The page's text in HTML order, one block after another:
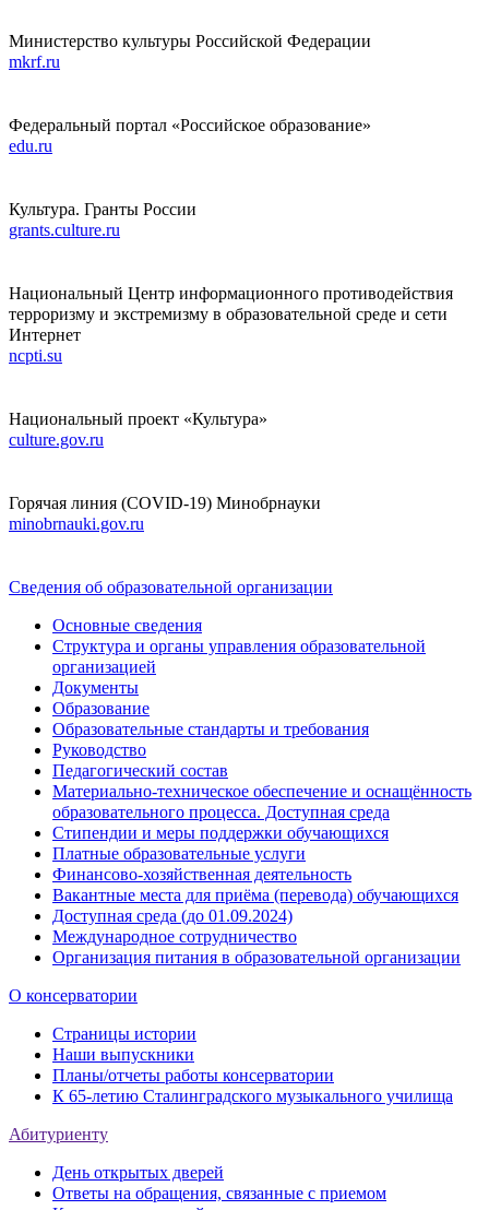
Министерство культуры Российской Федерации
mkrf.ru
Федеральный портал «Российское образование»
edu.ru
Культура. Гранты России
grants.culture.ru
Национальный Центр информационного противодействия
терроризму и экстремизму в образовательной среде и сети
Интернет
ncpti.su
Национальный проект «Культура»
culture.gov.ru
Горячая линия (COVID-19) Минобрнауки
minobrnauki.gov.ru
Сведения об образовательной организации
Основные сведения
Структура и органы управления образовательной
организацией
Документы
Образование
Образовательные стандарты и требования
Руководство
Педагогический состав
Материально-техническое обеспечение и оснащённость
образовательного процесса. Доступная среда
Стипендии и меры поддержки обучающихся
Платные образовательные услуги
Финансово-хозяйственная деятельность
Вакантные места для приёма (перевода) обучающихся
Доступная среда (до 01.09.2024)
Международное сотрудничество
Организация питания в образовательной организации
О консерватории
Страницы истории
Наши выпускники
Планы/отчеты работы консерватории
К 65-летию Сталинградского музыкального училища
Абитуриенту
День открытых дверей
Ответы на обращения, связанные с приемом